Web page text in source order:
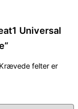
Universal
Krævede felter er